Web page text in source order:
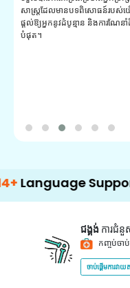
សាស្ត្រដែលមានបទពិសោធន៍របស់យ
ផ្តល់ឱ្យអ្នកនូវដំបូន្មាន និងការណែន
បំផុត។
Support
ជង្គង់ ការជំ
កញ្ចប់ចាប់
ចាប់ផ្តើមការវាយត